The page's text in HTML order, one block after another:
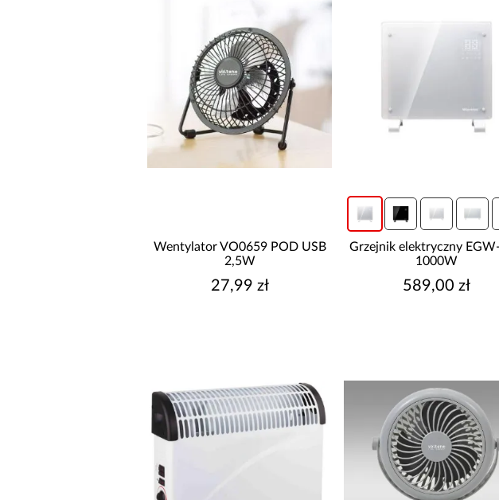
zł
SZEROKOŚĆ [CM]
GŁĘBOKOŚĆ [CM]
CZAS REALIZACJI OD
Wentylator VO0659 POD USB
2,5W
27,99 zł
Grzejnik elektryczny
1000W
589,00 zł